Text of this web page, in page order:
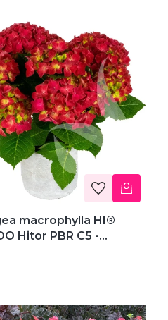
macrophylla HI®
Hitor PBR C5 -
ogrodowa